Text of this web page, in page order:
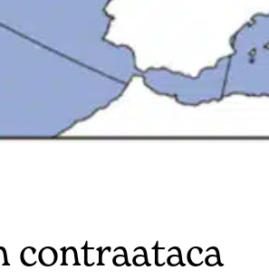
contraataca